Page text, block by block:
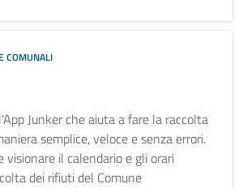
COMUNALI
Junker che aiuta a fare la raccolta
semplice, veloce e senza errori.
visionare il calendario e gli orari
dei rifiuti del Comune